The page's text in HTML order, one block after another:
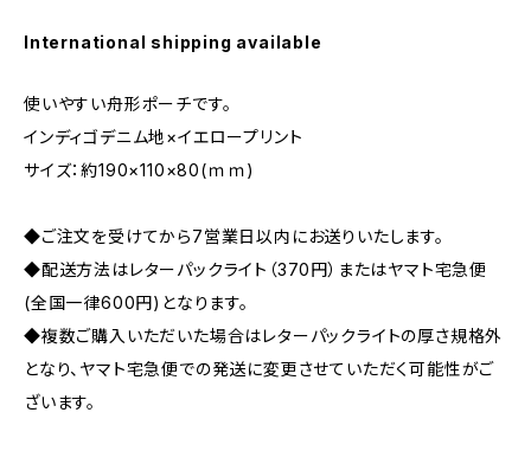
International shipping available
使いやすい舟形ポーチです。
インディゴデニム地×イエロープリント
サイズ：約190×110×80(ｍｍ)
◆ご注文を受けてから7営業日以内にお送りいたします。
◆配送方法はレターパックライト（370円）またはヤマト宅急便
(全国一律600円)となります。
◆複数ご購入いただいた場合はレターパックライトの厚さ規格外
となり、ヤマト宅急便での発送に変更させていただく可能性がご
ざいます。